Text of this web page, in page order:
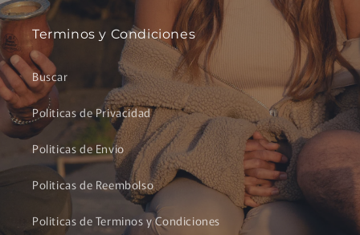
Terminos y Condiciones
Buscar
Politicas de Privacidad
Politicas de Envío
Politicas de Reembolso
Politicas de Terminos y Condiciones